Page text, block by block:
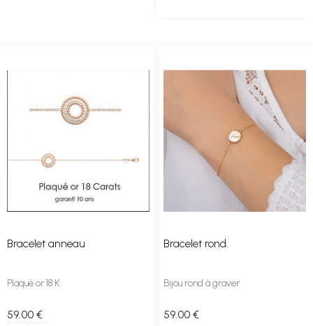
Bracelet anneau
Plaqué or 18 K
59.00 €
Bracelet rond
Bijou rond à graver
59.00 €